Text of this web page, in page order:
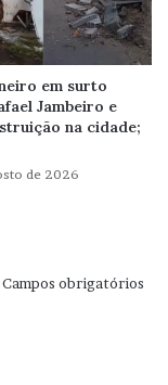
em surto
Jambeiro e
na cidade;
de 2026
Campos obrigatórios